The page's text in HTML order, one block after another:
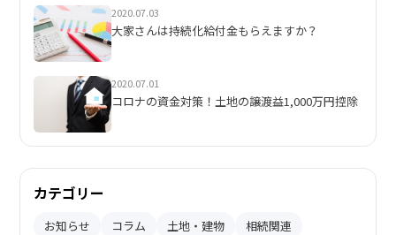
2020.07.03
大家さんは持続化給付金もらえますか？
2020.07.01
コロナの資金対策！土地の譲渡益1,000万円控除
カテゴリー
お知らせ コラム 土地・建物
相続関連